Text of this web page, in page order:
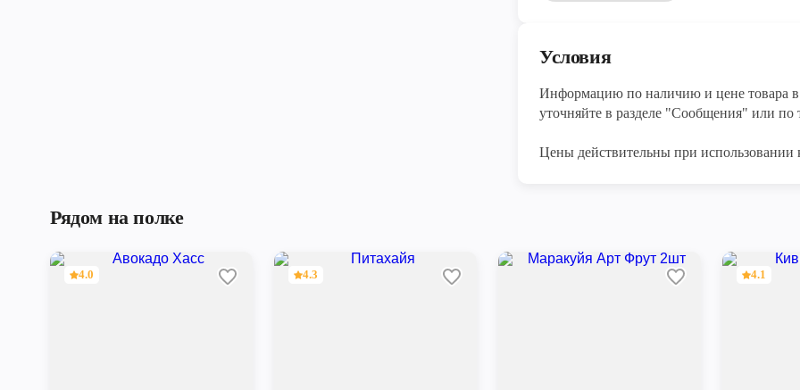
Условия
Информацию по наличию и цене товара в
уточняйте в разделе "Сообщения" или по
Цены действительны при использовании
Рядом на полке
4.0 4.3 4.1